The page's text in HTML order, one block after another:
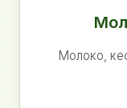
Молоко,